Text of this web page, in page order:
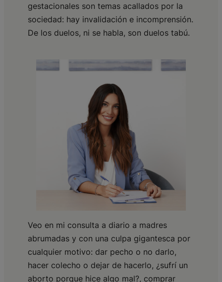
gestacionales son temas acallados por la
sociedad: hay invalidación e incomprensión.
De los duelos, ni se habla, son duelos tabú.
Veo en mi consulta a diario a madres
abrumadas y con una culpa gigantesca por
cualquier motivo: dar pecho o no darlo,
hacer colecho o dejar de hacerlo, ¿sufrí un
aborto porque hice algo mal?, comprar